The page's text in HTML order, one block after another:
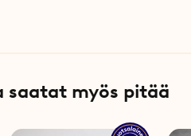
saatat myös pitää